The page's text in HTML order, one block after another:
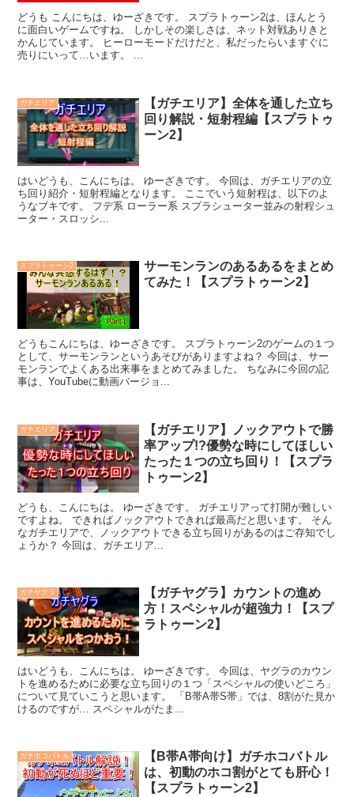
どうも こんにちは、ゆーざきです。 スプラトゥーン2は、ほんとう
に面白いゲームですね。 しかしその楽しさは、ネット対戦ありきと
かんじています。 ヒーローモードだけだと、私だったらいますぐに
売りにいって…います。 ...
ガチエリア
【ガチエリア】全体を通した立ち
回り解説・短射程編【スプラトゥ
ーン2】
はいどうも、こんにちは。 ゆーざきです。 今回は、ガチエリアの立
ち回り紹介・短射程編となります。 ここでいう短射程は、以下のよ
うなブキです。 フデ系 ローラー系 スプラシューター並みの射程シュ
ーター・スロッシ...
スプラトゥーン2
サーモンランのあるあるをまとめ
てみた！【スプラトゥーン2】
どうもこんにちは、ゆーざきです。 スプラトゥーン2のゲームの１つ
として、サーモンランというあそびがありますよね？ 今回は、サー
モンランでよくある出来事をまとめてみました。 ちなみに今回の記
事は、YouTubeに動画バージョ...
ガチエリア
【ガチエリア】ノックアウトで勝
率アップ!?優勢な時にしてほしい
たった１つの立ち回り！【スプラ
トゥーン2】
どうも、こんにちは。 ゆーざきです。 ガチエリアって打開が難しい
ですよね。 できればノックアウトできれば最高だと思います。 そん
なガチエリアで、ノックアウトできる立ち回りがあるのはご存知でし
ょうか？ 今回は、ガチエリア...
ガチヤグラ
【ガチヤグラ】カウントの進め
方！スペシャルが超強力！【スプ
ラトゥーン2】
はいどうも、こんにちは。 ゆーざきです。 今回は、ヤグラのカウン
トを進めるために必要な立ち回りの１つ「スペシャルの使いどころ」
について見ていこうと思います。 「B帯A帯S帯」では、8割がた見か
けるのですが… スペシャルがたま...
ガチホコバトル
【B帯A帯向け】ガチホコバトル
は、初動のホコ割がとても肝心！
【スプラトゥーン2】